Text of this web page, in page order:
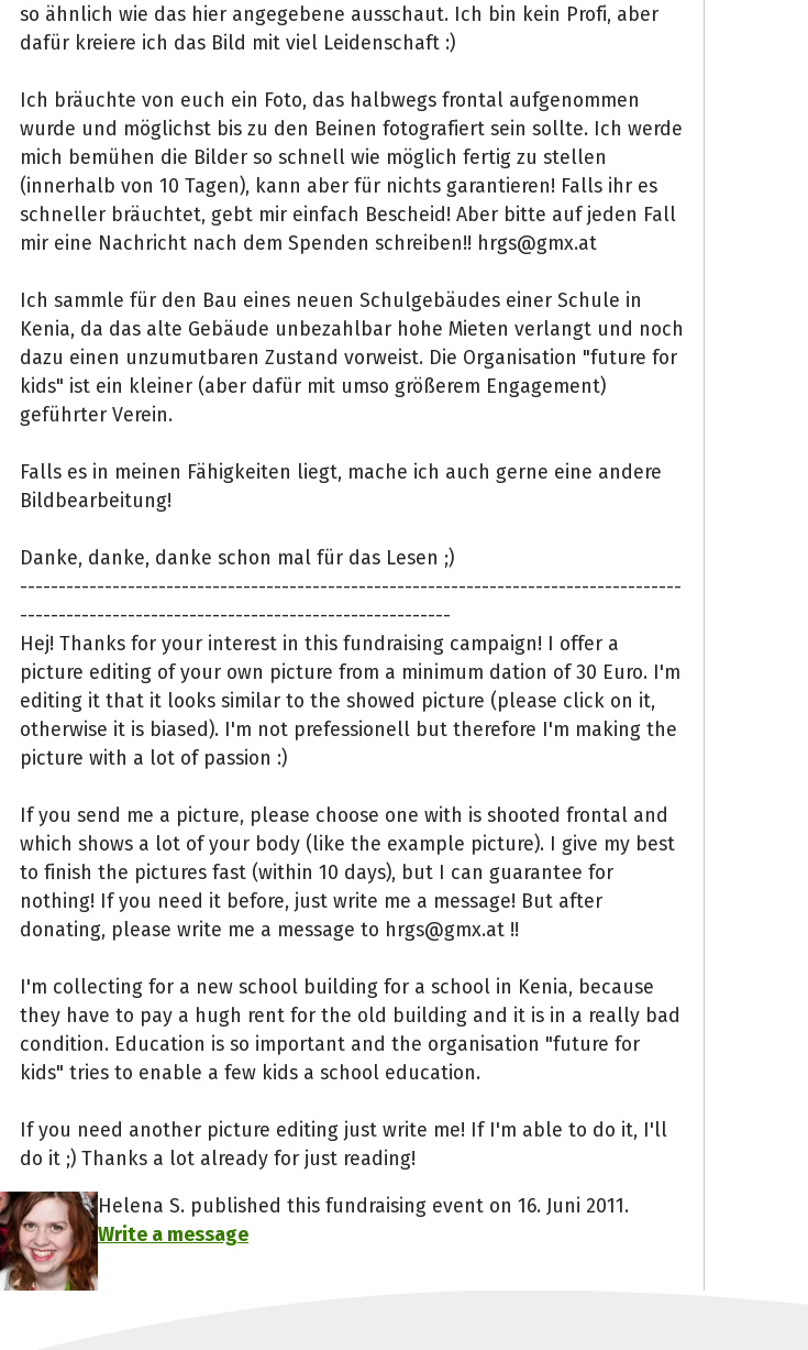
so ähnlich wie das hier angegebene ausschaut. Ich bin kein Profi, aber
dafür kreiere ich das Bild mit viel Leidenschaft :)
Ich bräuchte von euch ein Foto, das halbwegs frontal aufgenommen
wurde und möglichst bis zu den Beinen fotografiert sein sollte. Ich werde
mich bemühen die Bilder so schnell wie möglich fertig zu stellen
(innerhalb von 10 Tagen), kann aber für nichts garantieren! Falls ihr es
schneller bräuchtet, gebt mir einfach Bescheid! Aber bitte auf jeden Fall
mir eine Nachricht nach dem Spenden schreiben!! hrgs@gmx.at
Ich sammle für den Bau eines neuen Schulgebäudes einer Schule in
Kenia, da das alte Gebäude unbezahlbar hohe Mieten verlangt und noch
dazu einen unzumutbaren Zustand vorweist. Die Organisation "future for
kids" ist ein kleiner (aber dafür mit umso größerem Engagement)
geführter Verein.
Falls es in meinen Fähigkeiten liegt, mache ich auch gerne eine andere
Bildbearbeitung!
Danke, danke, danke schon mal für das Lesen ;)
--------------------------------------------------------------------------------------
--------------------------------------------------------
Hej! Thanks for your interest in this fundraising campaign! I offer a
picture editing of your own picture from a minimum dation of 30 Euro. I'm
editing it that it looks similar to the showed picture (please click on it,
otherwise it is biased). I'm not prefessionell but therefore I'm making the
picture with a lot of passion :)
If you send me a picture, please choose one with is shooted frontal and
which shows a lot of your body (like the example picture). I give my best
to finish the pictures fast (within 10 days), but I can guarantee for
nothing! If you need it before, just write me a message! But after
donating, please write me a message to hrgs@gmx.at !!
I'm collecting for a new school building for a school in Kenia, because
they have to pay a hugh rent for the old building and it is in a really bad
condition. Education is so important and the organisation "future for
kids" tries to enable a few kids a school education.
If you need another picture editing just write me! If I'm able to do it, I'll
do it ;) Thanks a lot already for just reading!
Helena S. published this fundraising event on 16. Juni 2011.
Write a message